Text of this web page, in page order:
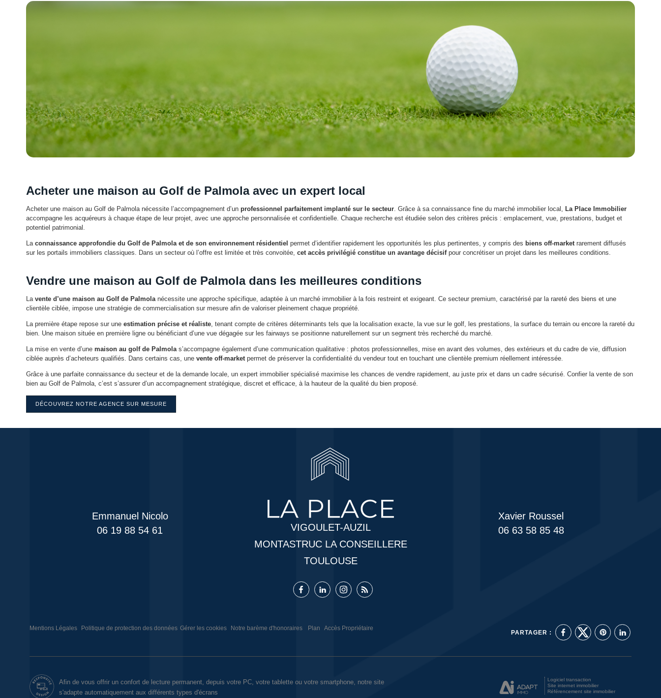
Acheter une maison au Golf de Palmola avec un expert local
Acheter une maison au Golf de Palmola nécessite l’accompagnement d’un professionnel parfaitement implanté sur le secteur. Grâce à sa connaissance fine du marché immobilier local,
La Place Immobilier
accompagne les acquéreurs à chaque étape de leur projet, avec une approche personnalisée et confidentielle. Chaque recherche est étudiée selon des critères précis : emplacement, vue, prestations, budget et
potentiel patrimonial.
La connaissance approfondie du Golf de Palmola et de son environnement résidentiel permet d’identifier rapidement les opportunités les plus pertinentes, y compris des biens off-marketrarement diffusés
sur les portails immobiliers classiques. Dans un secteur où l’offre est limitée et très convoitée, cet accès privilégié constitue un avantage décisifpour concrétiser un projet dans les meilleures conditions.
Vendre une maison au Golf de Palmola dans les meilleures conditions
La vente d’une maison au Golf de Palmolanécessite une approche spécifique, adaptée à un marché immobilier à la fois restreint et exigeant. Ce secteur premium, caractérisé par la rareté des biens et une
clientèle ciblée, impose une stratégie de commercialisation sur mesure afin de valoriser pleinement chaque propriété.
La première étape repose sur une estimation précise et réaliste, tenant compte de critères déterminants tels que la localisation exacte, la vue sur le golf, les prestations, la surface du terrain ou encore la rareté du
bien. Une maison située en première ligne ou bénéficiant d’une vue dégagée sur les fairways se positionne naturellement sur un segment très recherché du marché.
La mise en vente d’une maison au golf de Palmolas’accompagne également d’une communication qualitative : photos professionnelles, mise en avant des volumes, des extérieurs et du cadre de vie, diffusion
ciblée auprès d’acheteurs qualifiés. Dans certains cas, une vente off-marketpermet de préserver la confidentialité du vendeur tout en touchant une clientèle premium réellement intéressée.
Grâce à une parfaite connaissance du secteur et de la demande locale, un expert immobilier spécialisé maximise les chances de vendre rapidement, au juste prix et dans un cadre sécurisé. Confier la vente de son
bien au Golf de Palmola, c’est s’assurer d’un accompagnement stratégique, discret et efficace, à la hauteur de la qualité du bien proposé.
DÉCOUVREZ NOTRE AGENCE SUR MESURE
Emmanuel Nicolo
06 19 88 54 61
VIGOULET-AUZIL
MONTASTRUC LA CONSEILLERE
TOULOUSE
Xavier Roussel
06 63 58 85 48
Mentions Légales Politique de protection des données Gérer les cookies Notre barème d'honoraires Plan Accès Propriétaire
PARTAGER :
Afin de vous offrir un confort de lecture permanent, depuis votre PC, votre tablette ou votre smartphone, notre site
s'adapte automatiquement aux différents types d'écrans
Logiciel transaction
Site internet immobilier
Référencement site immobilier